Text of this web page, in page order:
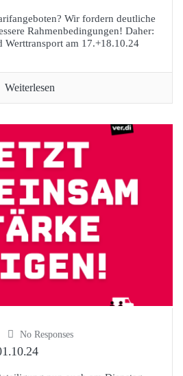
Wir fordern deutliche
Rahmenbedingungen! Daher:
Werttransport am 17.+18.10.24
Weiterlesen
No Responses